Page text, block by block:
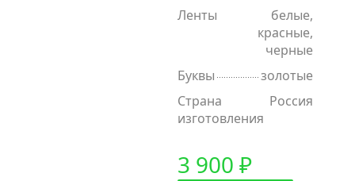
Ленты
белые,
красные,
черные
Буквы
золотые
Страна
изготовления
Россия
3 900 ₽